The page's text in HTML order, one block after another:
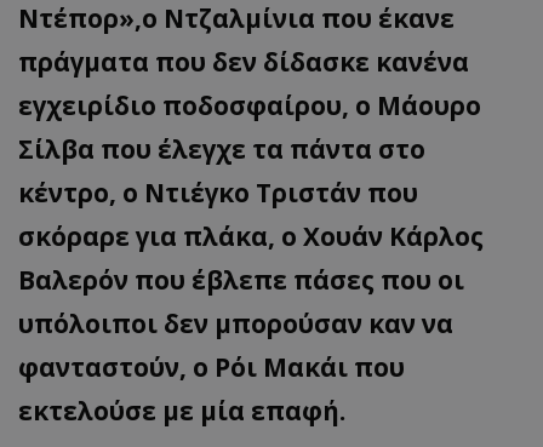
Ντέπορ»,ο Ντζαλμίνια που έκανε
πράγματα που δεν δίδασκε κανένα
εγχειρίδιο ποδοσφαίρου, ο Μάουρο
Σίλβα που έλεγχε τα πάντα στο
κέντρο, ο Ντιέγκο Τριστάν που
σκόραρε για πλάκα, ο Χουάν Κάρλος
Βαλερόν που έβλεπε πάσες που οι
υπόλοιποι δεν μπορούσαν καν να
φανταστούν, ο Ρόι Μακάι που
εκτελούσε με μία επαφή.